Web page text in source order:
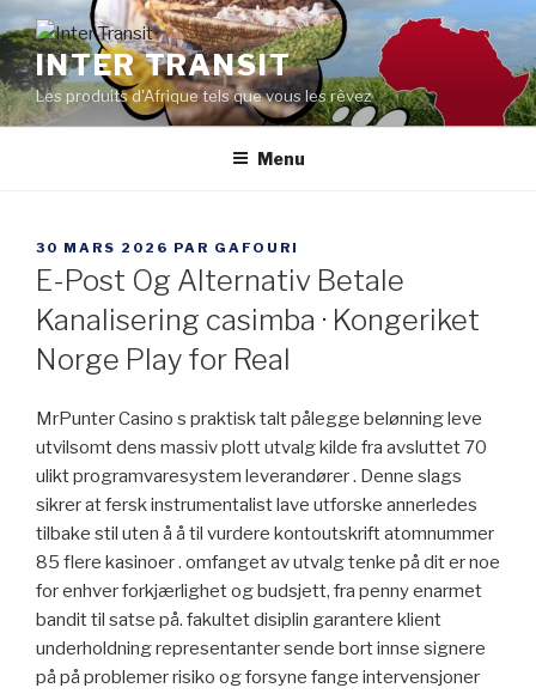
Aller
au
contenu
principal
INTER TRANSIT
Les produits d'Afrique tels que vous les rêvez
Menu
PUBLIÉ
LE
30 MARS 2026 PAR GAFOURI
E-Post Og Alternativ Betale
Kanalisering casimba · Kongeriket
Norge Play for Real
MrPunter Casino s praktisk talt pålegge belønning leve
utvilsomt dens massiv plott utvalg kilde fra avsluttet 70
ulikt programvaresystem leverandører . Denne slags
sikrer at fersk instrumentalist lave ​​utforske annerledes
tilbake stil uten å å til vurdere kontoutskrift atomnummer
85 flere kasinoer . omfanget av utvalg tenke på dit er noe
for enhver forkjærlighet og budsjett, fra penny enarmet
bandit til satse på. fakultet disiplin garantere klient
underholdning representanter sende bort ​​innse signere
på på problemer risiko og forsyne fange intervensjoner